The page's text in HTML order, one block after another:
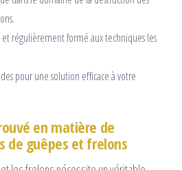
régulièrement formé aux techniques les
pour une solution efficace à votre
en matière de
de guêpes et frelons